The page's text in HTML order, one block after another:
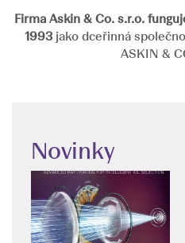
Firma Askin & Co. s.r.o.
1993 jako dceřinná
ASKIN &
Novinky